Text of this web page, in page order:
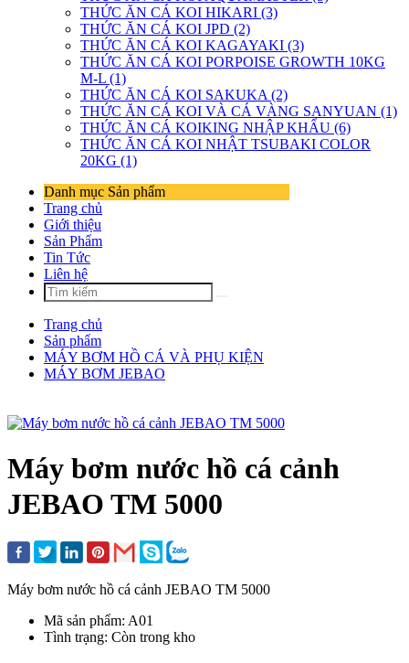
THỨC ĂN CÁ KOI HIKARI (3)
THỨC ĂN CÁ KOI JPD (2)
THỨC ĂN CÁ KOI KAGAYAKI (3)
THỨC ĂN CÁ KOI PORPOISE GROWTH 10KG
M-L (1)
THỨC ĂN CÁ KOI SAKUKA (2)
THỨC ĂN CÁ KOI VÀ CÁ VÀNG SANYUAN (1)
THỨC ĂN CÁ KOIKING NHẬP KHẨU (6)
THỨC ĂN CÁ KOI NHẬT TSUBAKI COLOR
20KG (1)
Danh mục Sản phẩm
Trang chủ
Giới thiệu
Sản Phẩm
Tin Tức
Liên hệ
Trang chủ
Sản phẩm
MÁY BƠM HỒ CÁ VÀ PHỤ KIỆN
MÁY BƠM JEBAO
Máy bơm nước hồ cá cảnh
JEBAO TM 5000
Máy bơm nước hồ cá cảnh JEBAO TM 5000
Mã sản phẩm: A01
Tình trạng: Còn trong kho